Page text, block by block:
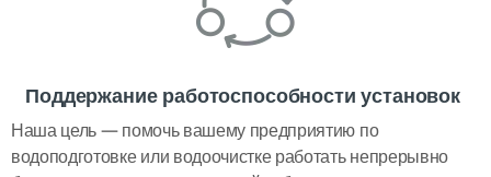
Поддержание работоспособности установок
Наша цель — помочь вашему предприятию по
водоподготовке или водоочистке работать непрерывно